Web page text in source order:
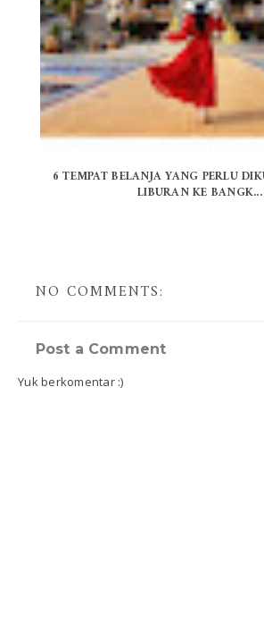
6 TEMPAT BELANJA YANG PERLU
LIBURAN KE BANGK...
NO COMMENTS:
Post a Comment
Yuk berkomentar :)